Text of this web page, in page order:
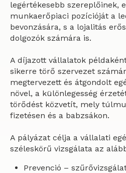
legértékesebb szereplőinek,
munkaerőpiaci pozícióját a
bevonzására, s a lojalitás
dolgozók számára is.
A díjazott vállalatok
sikerre törő szervezet
megtervezett és átgondolt
növel, a különlegesség
törődést közvetít, mely
fizetésen és a babzsákon.
A pályázat célja a vállalati
széleskörű vizsgálata az
Prevenció –